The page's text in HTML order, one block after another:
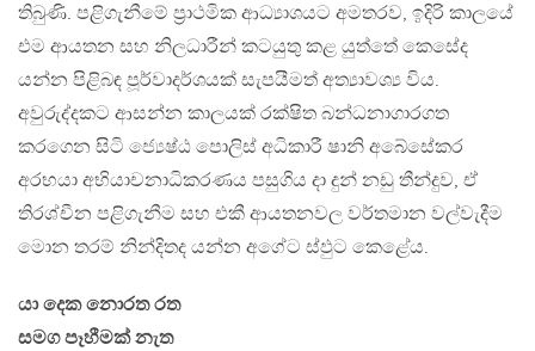
තිබුණි. පළිගැනීමේ ප්‍රාථමික ආධ්‍යාශයට අමතරව, ඉදිරි කාලයේ
එම ආයතන සහ නිලධාරීන් කටයුතු කළ යුත්තේ කෙසේද
යන්න පිළිබඳ පූර්වාදර්ශයක් සැපයීමත් අත්‍යාවශ්‍ය විය.
අවුරුද්දකට ආසන්න කාලයක් රක්ෂිත බන්ධනාගාරගත
කරගෙන සිටි ජ්‍යෙෂ්ඨ පොලිස් අධිකාරී ෂානි අබේසේකර
අරභයා අභියාචනාධිකරණය පසුගිය දා දුන් නඩු තීන්දුව, ඒ
තිරශ්චීන පළිගැනීම සහ එකී ආයතනවල වර්තමාන වල්වැදීම
මොන තරම් නින්දිතද යන්න අගේට ස්ඵුට කෙළේය.
යා දෙක නොරත රත
සමග පෑහීමක් නැත